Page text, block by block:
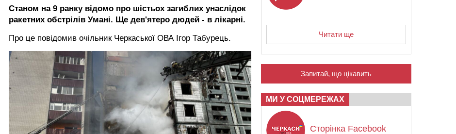
Станом на 9 ранку відомо про шістьох загиблих унаслідок
ракетних обстрілів Умані. Ще дев'ятеро дюдей - в лікарні.
Про це повідомив очільник Черкаської ОВА Ігор Табурець.
Читати ще
Запитай, що цікавить
МИ У СОЦМЕРЕЖАХ
Сторінка Facebook